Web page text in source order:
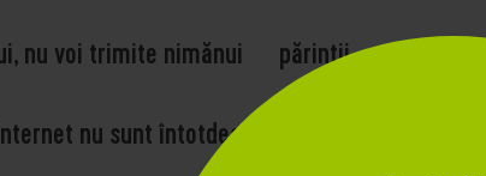
nu voi trimite nimănui părinţii
nu sunt întotdeauna datele personale